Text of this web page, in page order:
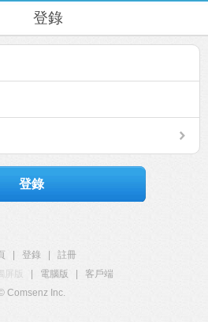
登錄
登錄
登錄
註冊
觸屏版 電腦版
客戶端
Comsenz Inc.